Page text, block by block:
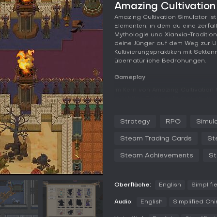
Amazing
Amazing Cultivation Simulator
Elementen, in dem du eine
Mythologie und Xianxia-
deine Jünger auf dem Weg zur
Kultivierungspraktiken mit
übernatürliche Bedrohungen.
Gameplay
ermöglichen es, mystisches
Gesetze, um Dämonen oder
Ereignisse zu meistern, während
Strategy RPG
Steam Trading Cards
Steam Achievements
Oberfläche: English
Audio: English Simplified